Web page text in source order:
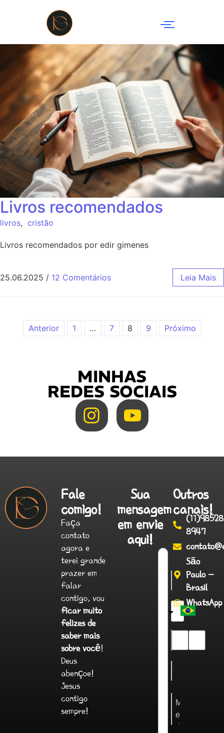
Livros recomendados
livros, cristão
Livros recomendados por edir gimenes
25.06.2025 / 12 Comentários Leia Mais
Anterior 1 … 7 8 9 Próximo
MINHAS
REDES SOCIAIS
Fale
comigo!
Faça
contato
agora e
terei grande
prazer em
falar
contigo, vou
ficar muito
felizes de
saber mais
sobre você!
Deus
abençoe!
Jesus
contigo
sempre!
Sua
mensagem
em envie
aqui!
Brazil
Outros
canais!
8947
São
Paulo -
Brasil
WhatsApp